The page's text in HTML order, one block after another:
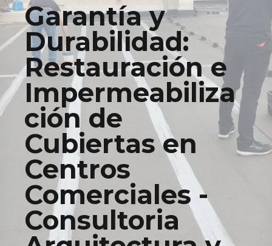
Garantía y
Durabilidad:
Restauración e
Impermeabiliza
ción de
Cubiertas en
Centros
Comerciales -
Consultoria